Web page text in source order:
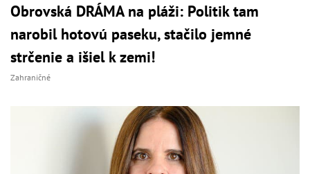
Obrovská DRÁMA na pláži: Politik tam
narobil hotovú paseku, stačilo jemné
strčenie a išiel k zemi!
Zahraničné